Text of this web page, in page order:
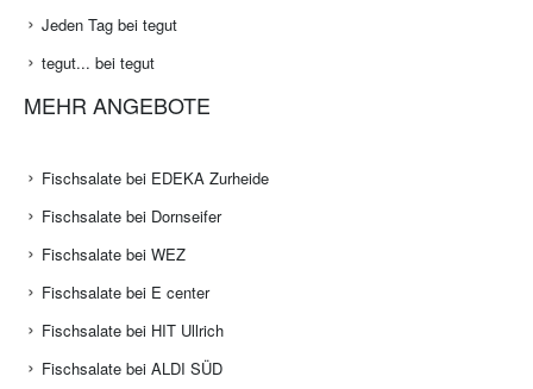
Jeden Tag bei tegut
tegut... bei tegut
MEHR ANGEBOTE
Fischsalate bei EDEKA Zurheide
Fischsalate bei Dornseifer
Fischsalate bei WEZ
Fischsalate bei E center
Fischsalate bei HIT Ullrich
Fischsalate bei ALDI SÜD